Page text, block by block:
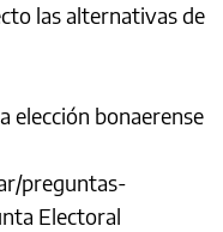
las alternativas de
elección bonaerense
preguntas-
Electoral